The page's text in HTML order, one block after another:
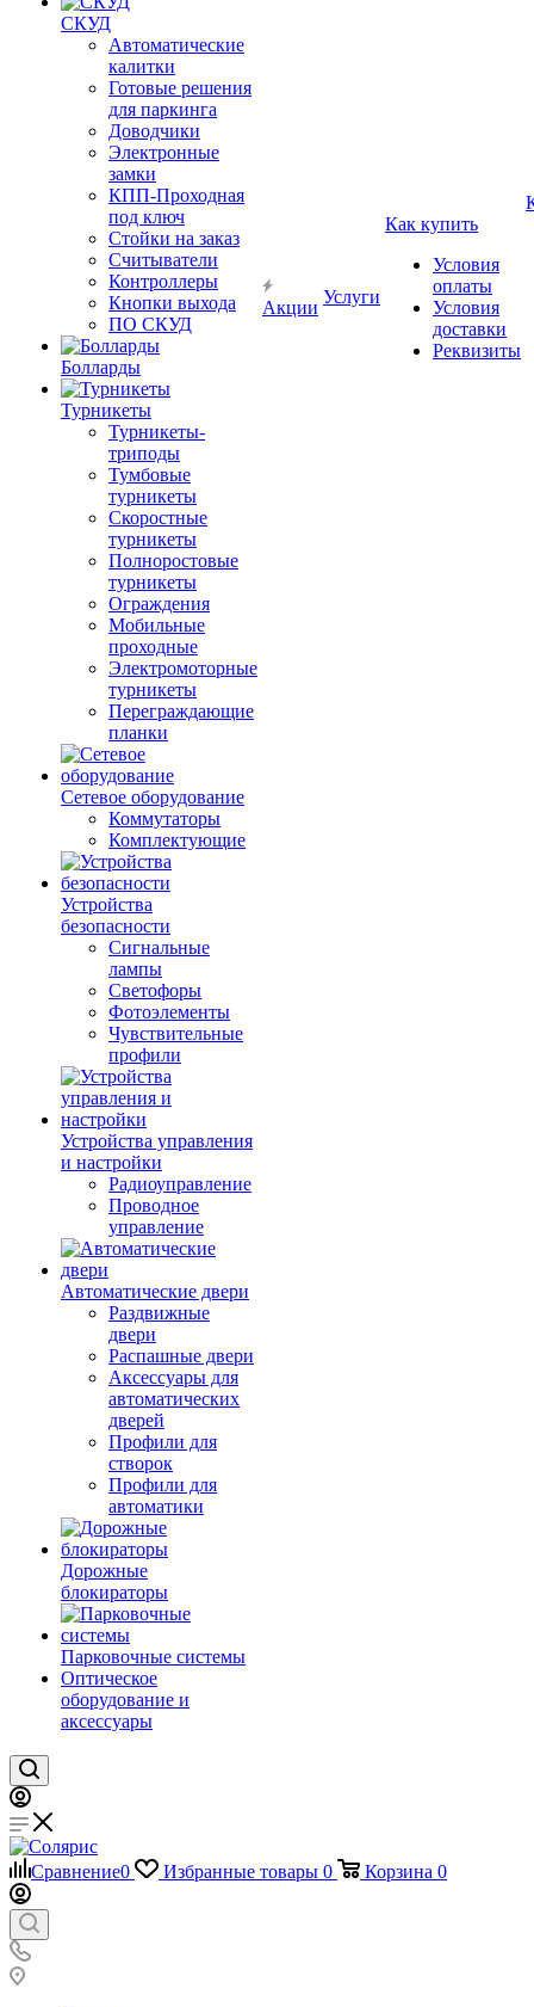
СКУД
Автоматические
калитки
Готовые решения
для паркинга
Доводчики
Электронные
замки
КПП-Проходная
под ключ
Стойки на заказ
Считыватели
Контроллеры
Кнопки выхода
ПО СКУД
Болларды
Турникеты
Турникеты-
триподы
Тумбовые
турникеты
Скоростные
турникеты
Полноростовые
турникеты
Ограждения
Мобильные
проходные
Электромоторные
турникеты
Переграждающие
планки
Сетевое оборудование
Коммутаторы
Комплектующие
Устройства
безопасности
Сигнальные
лампы
Светофоры
Фотоэлементы
Чувствительные
профили
Устройства управления
и настройки
Радиоуправление
Проводное
управление
Автоматические двери
Раздвижные
двери
Распашные двери
Аксессуары для
автоматических
дверей
Профили для
створок
Профили для
автоматики
Дорожные
блокираторы
Парковочные системы
Оптическое
оборудование и
аксессуары
Акции
Услуги
Как купить
Условия
оплаты
Условия
доставки
Реквизиты
Сравнение0 Избранные товары 0 Корзина 0